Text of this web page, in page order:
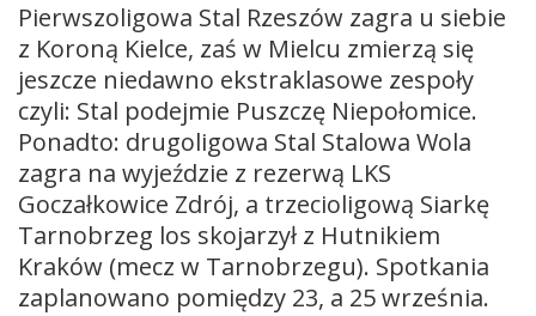
Pierwszoligowa Stal Rzeszów zagra u siebie
z Koroną Kielce, zaś w Mielcu zmierzą się
jeszcze niedawno ekstraklasowe zespoły
czyli: Stal podejmie Puszczę Niepołomice.
Ponadto: drugoligowa Stal Stalowa Wola
zagra na wyjeździe z rezerwą LKS
Goczałkowice Zdrój, a trzecioligową Siarkę
Tarnobrzeg los skojarzył z Hutnikiem
Kraków (mecz w Tarnobrzegu). Spotkania
zaplanowano pomiędzy 23, a 25 września.